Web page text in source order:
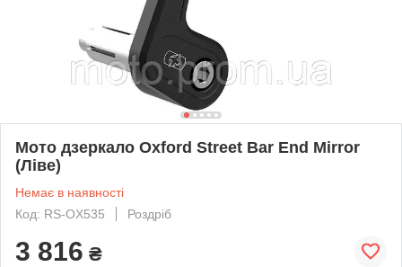
Мото дзеркало Oxford Street Bar End Mirror
(Ліве)
Немає в наявності
Код: RS-OX535
Роздріб
3 816 ₴